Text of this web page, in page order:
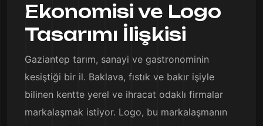
Ekonomisi ve Logo
Tasarımı İlişkisi
Gaziantep tarım, sanayi ve gastronominin
kesiştiği bir il. Baklava, fıstık ve bakır işiyle
bilinen kentte yerel ve ihracat odaklı firmalar
markalaşmak istiyor. Logo, bu markalaşmanın